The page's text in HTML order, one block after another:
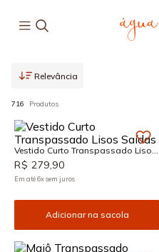
Relevância
716 Produtos
Vestido Curto Transpassado Lisos
Saídas
R$ 279,90
Em até6xsem juros
Adicionar na sacola